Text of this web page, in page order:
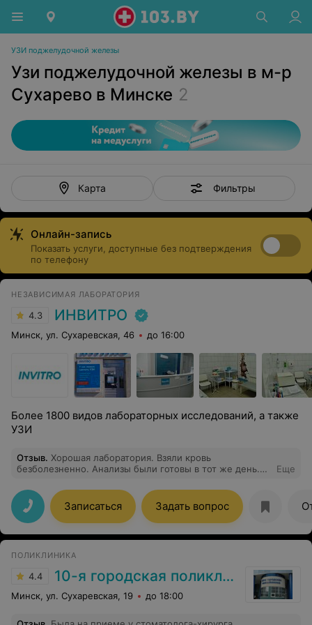
УЗИ поджелудочной железы
Узи поджелудочной железы в м-р
Сухарево в Минске 2
Карта Фильтры
Онлайн-запись
Показать услуги, доступные без подтверждения
по телефону
НЕЗАВИСИМАЯ ЛАБОРАТОРИЯ
4.3 ИНВИТРО
Минск, ул. Сухаревская, 46 до 16:00
Более 1800 видов лабораторных исследований, а также
УЗИ
Отзыв. Хорошая лаборатория. Взяли кровь
безболезненно. Анализы были готовы в тот же день.
Еще
Записаться Задать вопрос
ПОЛИКЛИНИКА
4.4 10-я городская поликлиника г. Минска
Минск, ул. Сухаревская, 19 до 18:00